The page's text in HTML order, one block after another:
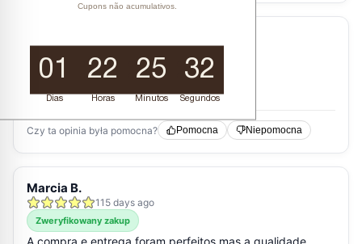
Cupons não acumulativos.
01
Dias
22
Horas
25
Minutos
32
Segundos